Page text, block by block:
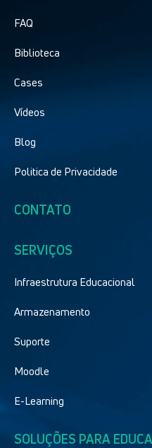
FAQ
Biblioteca
Cases
Vídeos
Blog
Politica de Privacidade
CONTATO
SERVIÇOS
Infraestrutura Educacional
Armazenamento
Suporte
Moodle
E-Learning
SOLUÇÕES PARA